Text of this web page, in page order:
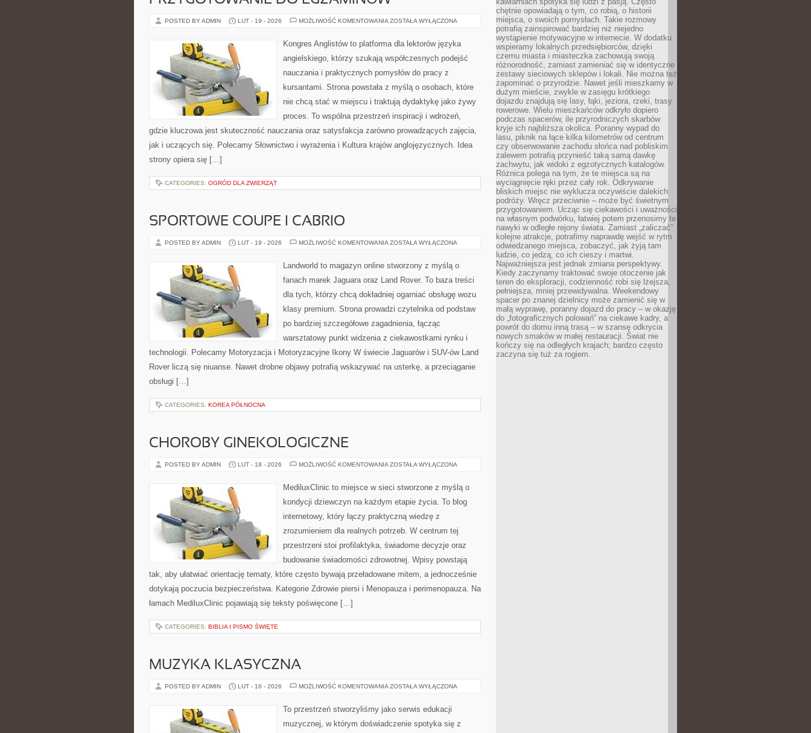
POSTED BY ADMIN LUT - 19 - 2026 MOŻLIWOŚĆ KOMENTOWANIA PRZYGOTOWANIE
ZOSTAŁA WYŁĄCZONA
Kongres Anglistów to platforma dla lektorów języka
angielskiego, którzy szukają współczesnych podejść
nauczania i praktycznych pomysłów do pracy z
kursantami. Strona powstała z myślą o osobach, które
nie chcą stać w miejscu i traktują dydaktykę jako żywy
proces. To wspólna przestrzeń inspiracji i wdrożeń,
gdzie kluczowa jest skuteczność nauczania oraz satysfakcja zarówno prowadzących zajęcia,
jak i uczących się. Polecamy Słownictwo i wyrażenia i Kultura krajów anglojęzycznych. Idea
strony opiera się […]
CATEGORIES: OGRÓD DLA ZWIERZĄT
SPORTOWE COUPE I CABRIO
POSTED BY ADMIN LUT - 19 - 2026 MOŻLIWOŚĆ KOMENTOWANIA SPORTOWE
CABRIO
ZOSTAŁA WYŁĄCZONA
Landworld to magazyn online stworzony z myślą o
fanach marek Jaguara oraz Land Rover. To baza treści
dla tych, którzy chcą dokładniej ogarniać obsługę wozu
klasy premium. Strona prowadzi czytelnika od podstaw
po bardziej szczegółowe zagadnienia, łącząc
warsztatowy punkt widzenia z ciekawostkami rynku i
technologii. Polecamy Motoryzacja i Motoryzacyjne Ikony W świecie Jaguarów i SUV-ów Land
Rover liczą się niuanse. Nawet drobne objawy potrafią wskazywać na usterkę, a przeciąganie
obsługi […]
CATEGORIES: KOREA PÓŁNOCNA
CHOROBY GINEKOLOGICZNE
POSTED BY ADMIN LUT - 18 - 2026 MOŻLIWOŚĆ KOMENTOWANIA CHOROBY
ZOSTAŁA WYŁĄCZONA
MediluxClinic to miejsce w sieci stworzone z myślą o
kondycji dziewczyn na każdym etapie życia. To blog
internetowy, który łączy praktyczną wiedzę z
zrozumieniem dla realnych potrzeb. W centrum tej
przestrzeni stoi profilaktyka, świadome decyzje oraz
budowanie świadomości zdrowotnej. Wpisy powstają
tak, aby ułatwiać orientację tematy, które często bywają przeładowane mitem, a jednocześnie
dotykają poczucia bezpieczeństwa. Kategorie Zdrowie piersi i Menopauza i perimenopauza. Na
łamach MediluxClinic pojawiają się teksty poświęcone […]
CATEGORIES: BIBLIA I PISMO ŚWIĘTE
MUZYKA KLASYCZNA
POSTED BY ADMIN LUT - 16 - 2026 MOŻLIWOŚĆ KOMENTOWANIA MUZYKA
ZOSTAŁA WYŁĄCZONA
To przestrzeń stworzyliśmy jako serwis edukacji
muzycznej, w którym doświadczenie spotyka się z
chętnie opowiadają o tym, co robią, o historii
miejsca, o swoich pomysłach. Takie rozmowy
potrafią zainspirować bardziej niż niejedno
wystąpienie motywacyjne w internecie. W dodatku
wspieramy lokalnych przedsiębiorców, dzięki
czemu miasta i miasteczka zachowują swoją
różnorodność, zamiast zamieniać się w identyczne
zestawy sieciowych sklepów i lokali. Nie można też
zapominać o przyrodzie. Nawet jeśli mieszkamy w
dużym mieście, zwykle w zasięgu krótkiego
dojazdu znajdują się lasy, łąki, jeziora, rzeki, trasy
rowerowe. Wielu mieszkańców odkryło dopiero
podczas spacerów, ile przyrodniczych skarbów
kryje ich najbliższa okolica. Poranny wypad do
lasu, piknik na łące kilka kilometrów od centrum
czy obserwowanie zachodu słońca nad pobliskim
zalewem potrafią przynieść taką samą dawkę
zachwytu, jak widoki z egzotycznych katalogów.
Różnica polega na tym, że te miejsca są na
wyciągnięcie ręki przez cały rok. Odkrywanie
bliskich miejsc nie wyklucza oczywiście dalekich
podróży. Wręcz przeciwnie – może być świetnym
przygotowaniem. Ucząc się ciekawości i uważności
na własnym podwórku, łatwiej potem przenosimy te
nawyki w odległe rejony świata. Zamiast „zaliczać”
kolejne atrakcje, potrafimy naprawdę wejść w rytm
odwiedzanego miejsca, zobaczyć, jak żyją tam
ludzie, co jedzą, co ich cieszy i martwi.
Najważniejsza jest jednak zmiana perspektywy.
Kiedy zaczynamy traktować swoje otoczenie jak
teren do eksploracji, codzienność robi się lżejsza,
pełniejsza, mniej przewidywalna. Weekendowy
spacer po znanej dzielnicy może zamienić się w
małą wyprawę, poranny dojazd do pracy – w okazję
do „fotograficznych polowań” na ciekawe kadry, a
powrót do domu inną trasą – w szansę odkrycia
nowych smaków w małej restauracji. Świat nie
kończy się na odległych krajach; bardzo często
zaczyna się tuż za rogiem.